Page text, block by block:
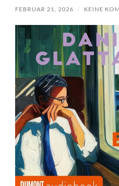
FEBRUAR 21, 2026 / KEINE